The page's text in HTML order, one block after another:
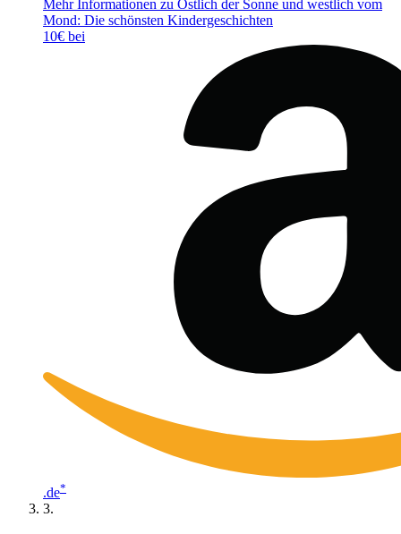
Mehr Informationen zu Östlich der Sonne und westlich vom
Mond: Die schönsten Kindergeschichten
10€ bei
.de*